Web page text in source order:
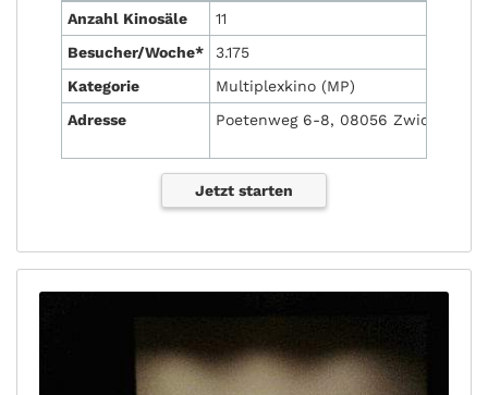
Anzahl Kinosäle
11
Besucher/Woche*
3.175
Kategorie
Multiplexkino (MP)
Adresse
Poetenweg 6-8, 08056 Zwickau
Jetzt starten